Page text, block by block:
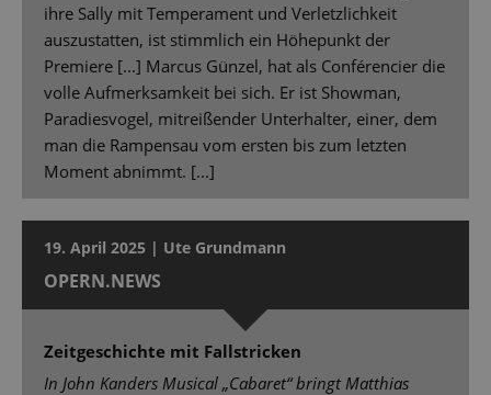
ihre Sally mit Temperament und Verletzlichkeit
auszustatten, ist stimmlich ein Höhepunkt der
Premiere [...] Marcus Günzel, hat als Conférencier die
volle Aufmerksamkeit bei sich. Er ist Showman,
Paradiesvogel, mitreißender Unterhalter, einer, dem
man die Rampensau vom ersten bis zum letzten
Moment abnimmt. [...]
19. April 2025 | Ute Grundmann
OPERN.NEWS
Zeitgeschichte mit Fallstricken
In John Kanders Musical „Cabaret“ bringt Matthias